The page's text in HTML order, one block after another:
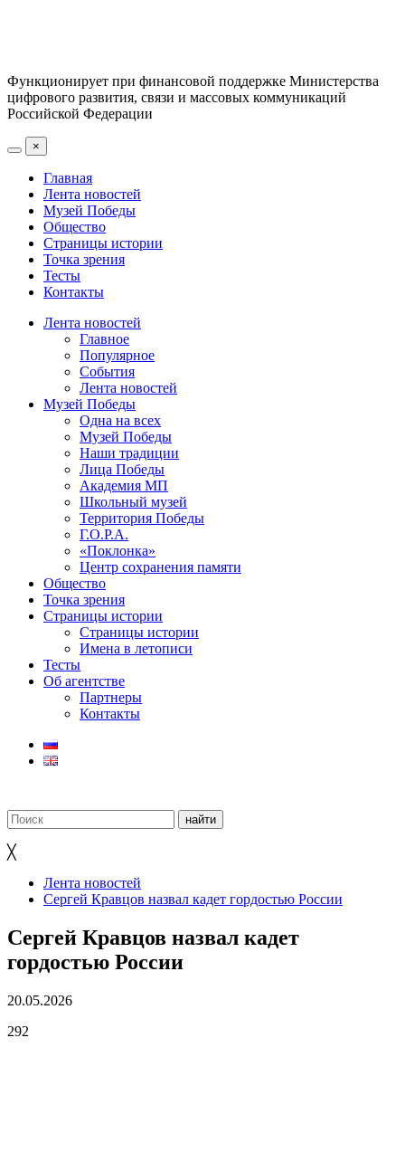
Функционирует при финансовой поддержке Министерства
цифрового развития, связи и массовых коммуникаций
Российской Федерации
×
Главная
Лента новостей
Музей Победы
Общество
Страницы истории
Точка зрения
Тесты
Контакты
Лента новостей
Главное
Популярное
События
Лента новостей
Музей Победы
Одна на всех
Музей Победы
Наши традиции
Лица Победы
Академия МП
Школьный музей
Территория Победы
Г.О.Р.А.
«Поклонка»
Центр сохранения памяти
Общество
Точка зрения
Страницы истории
Страницы истории
Имена в летописи
Тесты
Об агентстве
Партнеры
Контакты
╳
Лента новостей
Сергей Кравцов назвал кадет гордостью России
Сергей Кравцов назвал кадет
гордостью России
20.05.2026
292